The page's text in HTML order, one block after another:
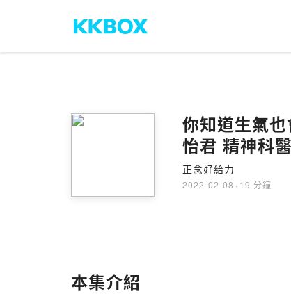
你知道生氣
怡君 精神科
正念好給力
2022-02-08 · 19 分鐘
本集介紹